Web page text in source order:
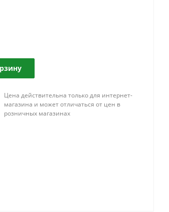
Цена действительна только для интернет-
магазина и может отличаться от цен в
розничных магазинах